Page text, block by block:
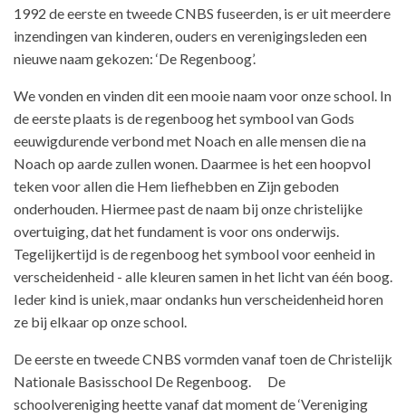
1992 de eerste en tweede CNBS fuseerden, is er uit meerdere
inzendingen van kinderen, ouders en verenigingsleden een
nieuwe naam gekozen: ‘De Regenboog’.
We vonden en vinden dit een mooie naam voor onze school. In
de eerste plaats is de regenboog het symbool van Gods
eeuwigdurende verbond met Noach en alle mensen die na
Noach op aarde zullen wonen. Daarmee is het een hoopvol
teken voor allen die Hem liefhebben en Zijn geboden
onderhouden. Hiermee past de naam bij onze christelijke
overtuiging, dat het fundament is voor ons onderwijs.
Tegelijkertijd is de regenboog het symbool voor eenheid in
verscheidenheid - alle kleuren samen in het licht van één boog.
Ieder kind is uniek, maar ondanks hun verscheidenheid horen
ze bij elkaar op onze school.
De eerste en tweede CNBS vormden vanaf toen de Christelijk
Nationale Basisschool De Regenboog. De
schoolvereniging heette vanaf dat moment de ‘Vereniging